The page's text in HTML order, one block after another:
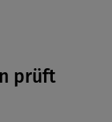
prüft